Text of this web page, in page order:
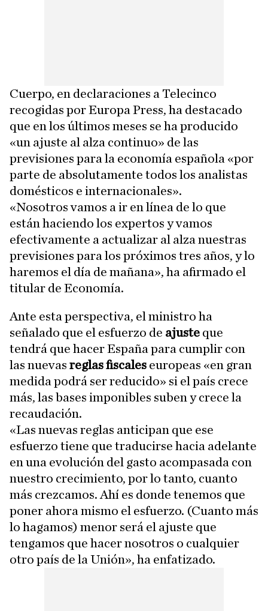
Cuerpo, en declaraciones a Telecinco
recogidas por Europa Press, ha destacado
que en los últimos meses se ha producido
«un ajuste al alza continuo» de las
previsiones para la economía española «por
parte de absolutamente todos los analistas
domésticos e internacionales».
«Nosotros vamos a ir en línea de lo que
están haciendo los expertos y vamos
efectivamente a actualizar al alza nuestras
previsiones para los próximos tres años, y lo
haremos el día de mañana», ha afirmado el
titular de Economía.
Ante esta perspectiva, el ministro ha
señalado que el esfuerzo de ajuste que
tendrá que hacer España para cumplir con
las nuevas reglas fiscales europeas «en gran
medida podrá ser reducido» si el país crece
más, las bases imponibles suben y crece la
recaudación.
«Las nuevas reglas anticipan que ese
esfuerzo tiene que traducirse hacia adelante
en una evolución del gasto acompasada con
nuestro crecimiento, por lo tanto, cuanto
más crezcamos. Ahí es donde tenemos que
poner ahora mismo el esfuerzo. (Cuanto más
lo hagamos) menor será el ajuste que
tengamos que hacer nosotros o cualquier
otro país de la Unión», ha enfatizado.